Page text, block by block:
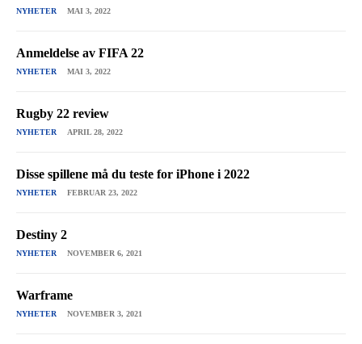
NYHETER MAI 3, 2022
Anmeldelse av FIFA 22
NYHETER MAI 3, 2022
Rugby 22 review
NYHETER APRIL 28, 2022
Disse spillene må du teste for iPhone i 2022
NYHETER FEBRUAR 23, 2022
Destiny 2
NYHETER NOVEMBER 6, 2021
Warframe
NYHETER NOVEMBER 3, 2021